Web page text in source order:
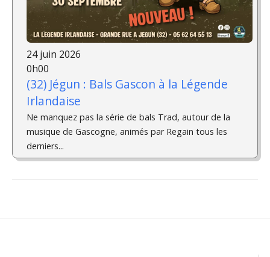
24 juin 2026
0h00
(32) Jégun : Bals Gascon à la Légende
Irlandaise
Ne manquez pas la série de bals Trad, autour de la
musique de Gascogne, animés par Regain tous les
derniers...